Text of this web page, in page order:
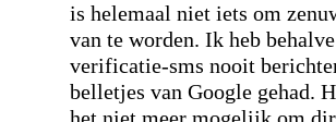
is helemaal niet iets om
van te worden. Ik heb
verificatie-sms nooit
belletjes van Google gehad.